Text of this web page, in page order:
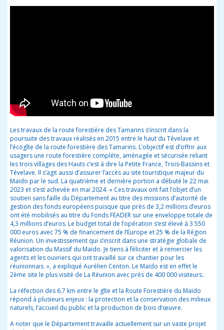
Les travaux de la route forestière des Tamarins s’inscrit dans la
poursuite des travaux réalisés en 2015 entre le haut du Tévelave et
l’écogîte de la route forestière des Tamarins. L’objectif est d’offrir aux
usagers une route forestière complète, aménagée et sécurisée reliant
les trois villages des Hauts c’est à dire la Petite France, Trois-Bassins et
Tévelave. Il s’agit aussi d’assurer l’accès au site touristique majeur du
Maïdo par le sud. La quatrième et dernière portion a débuté le 22 mai
2023 et s’est achevée en mai 2024. « Ces travaux ont fait l’objet d’un
soutien sans faille du Département au titre des missions d’autorité de
gestion des fonds européens puisque que près de 3,2 millions d’euros
ont été mobilisés au titre du Fonds FEADER sur une enveloppe totale de
4,3 millions d’euros. Le budget total de l’opération s’est élevé à 3 550
000 euros avec 75 % de financement de l’Europe et 25 % de la Région
Réunion. Un investissement qui s’inscrit dans une stratégie globale de
valorisation du Massif du Maïdo. Je tiens à féliciter et à remercier les
agents et les ouvriers qui ont travaillé sur ce chantier pour les
réunionnais. », a expliqué Aurélien Centon. Le Maïdo est en effet le
2ème site le plus visité de La Réunion avec près de 400 000 visiteurs..
La réfection des 6,7 km entre le gîte et la Route Forestière du Maïdo
répond à plusieurs enjeux : la protection et la conservation des milieux
naturels, l’accueil du public et la production de bois d’œuvre.
A noter que le Département travaille actuellement sur un vaste projet